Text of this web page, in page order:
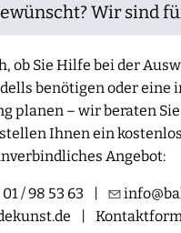
Wir sind
ob Sie Hilfe bei der
benötigen oder eine
planen – wir beraten
Ihnen ein
Angebot:
/ 98 53 63 |
|